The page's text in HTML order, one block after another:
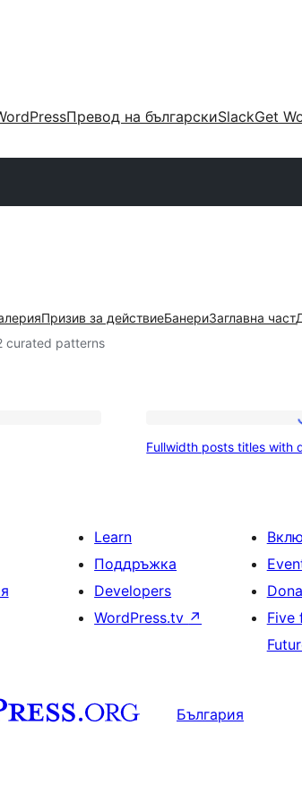
Превод на българскиSlackGet
Призив за действиеБанериЗаглавна част
curated patterns
Fullwidth posts titles with
Learn
Поддръжка
Developers
WordPress.tv ↗
Five
България